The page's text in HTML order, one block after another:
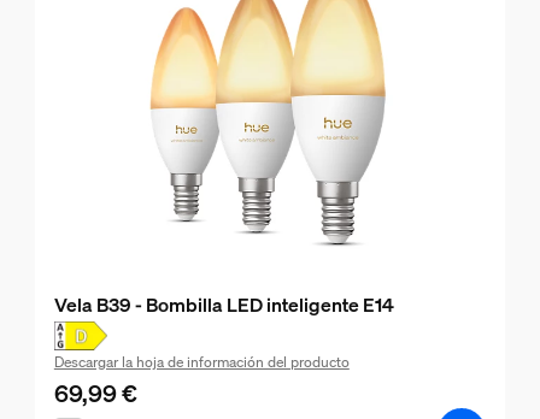
Vela B39 - Bombilla LED inteligente E14
Descargar la hoja de información del producto
El precio actual es 69,99 €
69,99 €